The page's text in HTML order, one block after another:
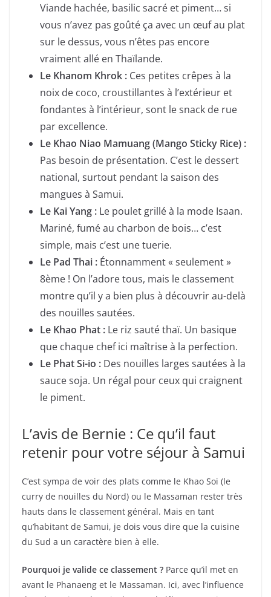
Viande hachée, basilic sacré et piment… si
vous n’avez pas goûté ça avec un œuf au plat
sur le dessus, vous n’êtes pas encore
vraiment allé en Thaïlande.
Le Khanom Khrok : Ces petites crêpes à la
noix de coco, croustillantes à l’extérieur et
fondantes à l’intérieur, sont le snack de rue
par excellence.
Le Khao Niao Mamuang (Mango Sticky Rice) :
Pas besoin de présentation. C’est le dessert
national, surtout pendant la saison des
mangues à Samui.
Le Kai Yang : Le poulet grillé à la mode Isaan.
Mariné, fumé au charbon de bois… c’est
simple, mais c’est une tuerie.
Le Pad Thai : Étonnamment « seulement »
8ème ! On l’adore tous, mais le classement
montre qu’il y a bien plus à découvrir au-delà
des nouilles sautées.
Le Khao Phat : Le riz sauté thaï. Un basique
que chaque chef ici maîtrise à la perfection.
Le Phat Si-io : Des nouilles larges sautées à la
sauce soja. Un régal pour ceux qui craignent
le piment.
L’avis de Bernie : Ce qu’il faut
retenir pour votre séjour à Samui
C’est sympa de voir des plats comme le Khao Soi (le
curry de nouilles du Nord) ou le Massaman rester très
hauts dans le classement général. Mais en tant
qu’habitant de Samui, je dois vous dire que la cuisine
du Sud a un caractère bien à elle.
Pourquoi je valide ce classement ? Parce qu’il met en
avant le Phanaeng et le Massaman. Ici, avec l’influence